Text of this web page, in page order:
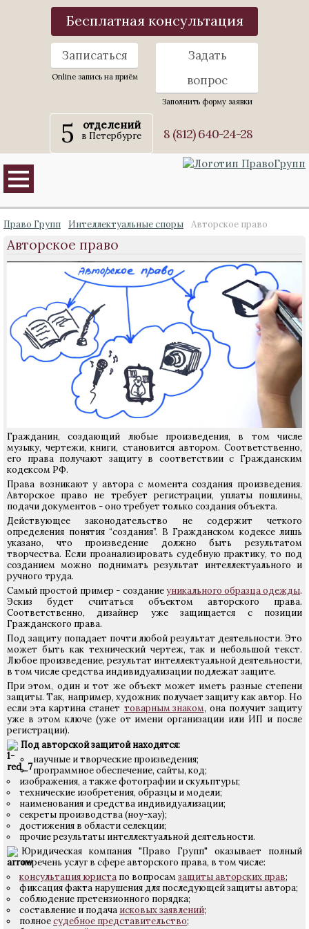
Бесплатная консультация
Записаться
Online запись на приём
Задать
вопрос
Заполнить форму заявки
5 отделений
в Петербурге 8 (812) 640-24-28
Право Групп Интеллектуальные споры Авторское право
Авторское право
Гражданин, создающий любые произведения, в том числе
музыку, чертежи, книги, становится автором. Соответственно,
его права получают защиту в соответствии с Гражданским
кодексом РФ.
Права возникают у автора с момента создания произведения.
Авторское право не требует регистрации, уплаты пошлины,
подачи документов - оно требует только создания объекта.
Действующее законодательство не содержит четкого
определения понятия “создания”. В Гражданском кодексе лишь
указано, что произведение должно быть результатом
творчества. Если проанализировать судебную практику, то под
созданием можно поднимать результат интеллектуального и
ручного труда.
Самый простой пример - созданиеуникального образца одежды.
Эскиз будет считаться объектом авторского права.
Соответственно, дизайнер уже защищается с позиции
Гражданского права.
Под защиту попадает почти любой результат деятельности. Это
может быть как технический чертеж, так и небольшой текст.
Любое произведение, результат интеллектуальной деятельности,
в том числе средства индивидуализации подлежат защите.
При этом, один и тот же объект может иметь разные степени
защиты. Так, например, художник получает защиту как автор. Но
если эта картина станет товарным знаком, она получит защиту
уже в этом ключе (уже от имени организации или ИП и после
регистрации).
Под авторской защитой находятся:
научные и творческие произведения;
программное обеспечение, сайты, код;
изображения, а также фотографии и скульптуры;
технические изобретения, образцы и модели;
наименования и средства индивидуализации;
секреты производства (ноу-хау);
достижения в области селекции;
прочие результаты интеллектуальной деятельности.
Юридическая компания "Право Групп" оказывает полный
перечень услуг в сфере авторского права, в том числе:
консультация юриста по вопросамзащиты авторских прав;
фиксация факта нарушения для последующей защиты автора;
соблюдение претензионного порядка;
составление и подача исковых заявлений;
полноесудебное представительство;